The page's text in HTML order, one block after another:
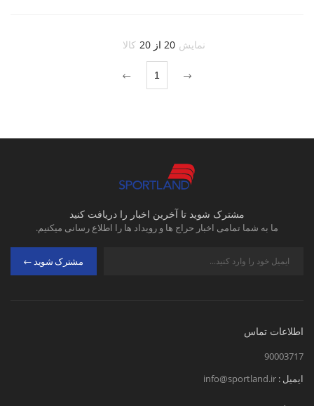
نمایش 20 از 20 کالا
1
مشترک شوید تا آخرین اخبار را دریافت کنید
ما به شما تمامی اخبار حراج ها و رویداد ها را اطلاع رسانی میکنیم.
مشترک شوید
اطلاعات تماس
90003717
ایمیل : info@sportland.ir